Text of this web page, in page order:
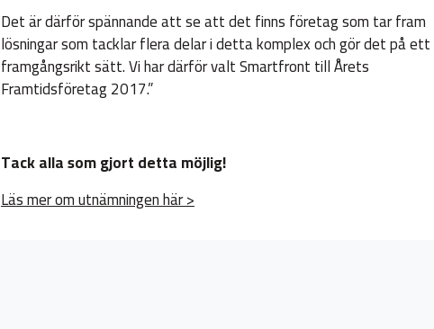
Det är därför spännande att se att det finns företag som tar fram
lösningar som tacklar flera delar i detta komplex och gör det på ett
framgångsrikt sätt. Vi har därför valt Smartfront till Årets
Framtidsföretag 2017.”
Tack alla som gjort detta möjlig!
Läs mer om utnämningen här >